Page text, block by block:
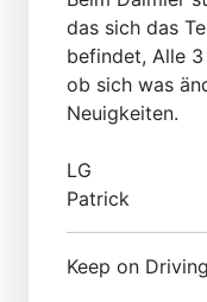
das sich das
befindet, Alle
ob sich was
Neuigkeiten.
LG
Patrick
Keep on Driving